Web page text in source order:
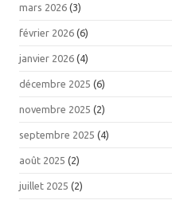
mars 2026 (3)
février 2026 (6)
janvier 2026 (4)
décembre 2025 (6)
novembre 2025 (2)
septembre 2025 (4)
août 2025 (2)
juillet 2025 (2)